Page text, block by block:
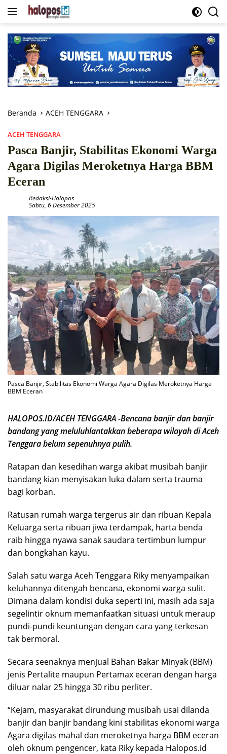
Langsung
Beranda ACEH TENGGARA
ACEH TENGGARA
Pasca Banjir, Stabilitas Ekonomi Warga
Agara Digilas Meroketnya Harga BBM
Eceran
Redaksi-Halopos
Sabtu, 6 Desember 2025
Pasca Banjir, Stabilitas Ekonomi Warga Agara Digilas Meroketnya Harga
BBM Eceran
HALOPOS.ID/ACEH TENGGARA -Bencana banjir dan banjir
bandang yang meluluhlantakkan beberapa wilayah di Aceh
Tenggara belum sepenuhnya pulih.
Ratapan dan kesedihan warga akibat musibah banjir
bandang kian menyisakan luka dalam serta trauma
bagi korban.
Ratusan rumah warga tergerus air dan ribuan Kepala
Keluarga serta ribuan jiwa terdampak, harta benda
raib hingga nyawa sanak saudara tertimbun lumpur
dan bongkahan kayu.
Salah satu warga Aceh Tenggara Riky menyampaikan
keluhannya ditengah bencana, ekonomi warga sulit.
Dimana dalam kondisi duka seperti ini, masih ada saja
segelintir oknum memanfaatkan situasi untuk meraup
pundi-pundi keuntungan dengan cara yang terkesan
tak bermoral.
Secara seenaknya menjual Bahan Bakar Minyak (BBM)
jenis Pertalite maupun Pertamax eceran dengan harga
diluar nalar 25 hingga 30 ribu perliter.
“Kejam, masyarakat dirundung musibah usai dilanda
banjir dan banjir bandang kini stabilitas ekonomi warga
Agara digilas mahal dan meroketnya harga BBM eceran
oleh oknum pengencer, kata Riky kepada Halopos.id